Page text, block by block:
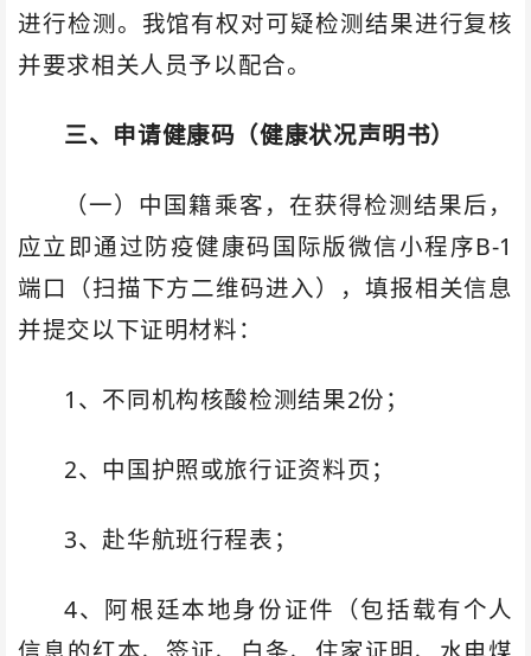
进行检测。我馆有权对可疑检测结果进行复核
并要求相关人员予以配合。
三、申请健康码（健康状况声明书）
（一）中国籍乘客，在获得检测结果后，
应立即通过防疫健康码国际版微信小程序B-1
端口（扫描下方二维码进入），填报相关信息
并提交以下证明材料：
1、不同机构核酸检测结果2份；
2、中国护照或旅行证资料页；
3、赴华航班行程表；
4、阿根廷本地身份证件（包括载有个人